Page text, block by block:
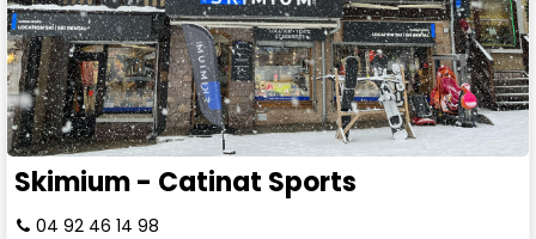
Skimium - Catinat Sports
04 92 46 14 98